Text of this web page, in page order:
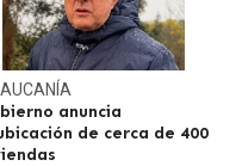
anuncia
de cerca de 400